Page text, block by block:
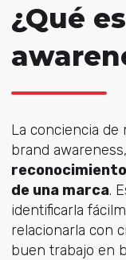
¿Qué
La conciencia de
brand awareness,
de una marca.
identificarla
relacionarla con
buen trabajo en